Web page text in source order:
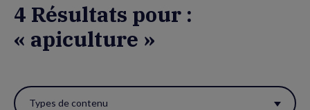
4 Résultats pour :
« apiculture »
ces Types de contenu